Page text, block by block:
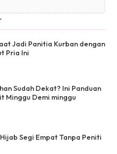
Jadi Panitia Kurban dengan
Pria Ini
Sudah Dekat? Ini Panduan
Minggu Demi minggu
Segi Empat Tanpa Peniti